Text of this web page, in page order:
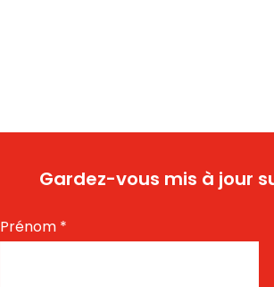
Gardez-vous mis à jour
Prénom *